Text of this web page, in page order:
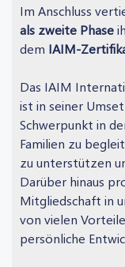
Im Anschluss
als zweite Phase
dem IAIM-
Das IAIM
ist in seiner
Schwerpunkt in
Familien zu
zu unterstützen
Darüber hinaus
Mitgliedschaft in
von vielen
persönliche